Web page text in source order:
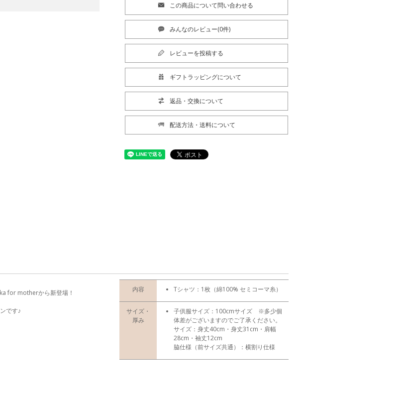
この商品について問い合わせる
みんなのレビュー(0件)
レビューを投稿する
ギフトラッピングについて
返品・交換について
配送方法・送料について
for motherから新登場！
です♪
内容 Tシャツ：1枚（綿100% セミコーマ糸）
サイズ・
厚み
子供服サイズ：100cmサイズ ※多少個
体差がございますのでご了承ください。
サイズ：身丈40cm・身丈31cm・肩幅
28cm・袖丈12cm
脇仕様（前サイズ共通）：横割り仕様